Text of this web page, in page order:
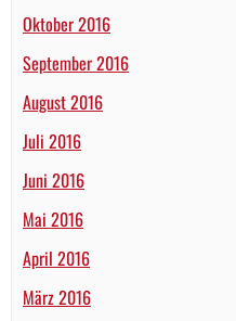
Oktober 2016
September 2016
August 2016
Juli 2016
Juni 2016
Mai 2016
April 2016
März 2016